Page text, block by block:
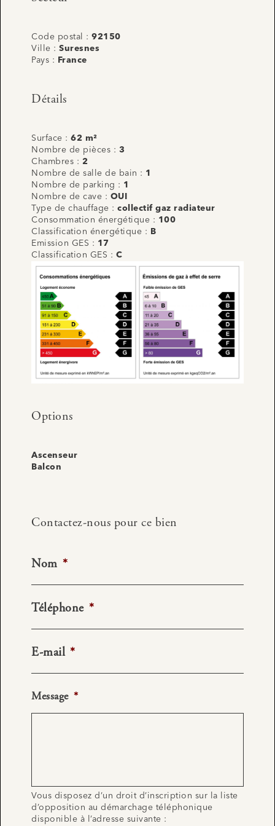
Code postal : 92150
Ville : Suresnes
Pays :
France
Détails
Surface : 62 m²
Nombre de pièces : 3
Chambres : 2
Nombre de salle de bain : 1
Nombre de parking : 1
Nombre de cave : OUI
Type de chauffage : collectif gaz radiateur
Consommation énergétique : 100
Classification énergétique :
B
Emission GES : 17
Classification GES : C
Options
Ascenseur
Balcon
Contactez-nous pour ce bien
Nom *
Téléphone *
E-mail *
Message *
Vous disposez d’un droit d’inscription sur la liste
d’opposition au démarchage téléphonique
disponible à l’adresse suivante :